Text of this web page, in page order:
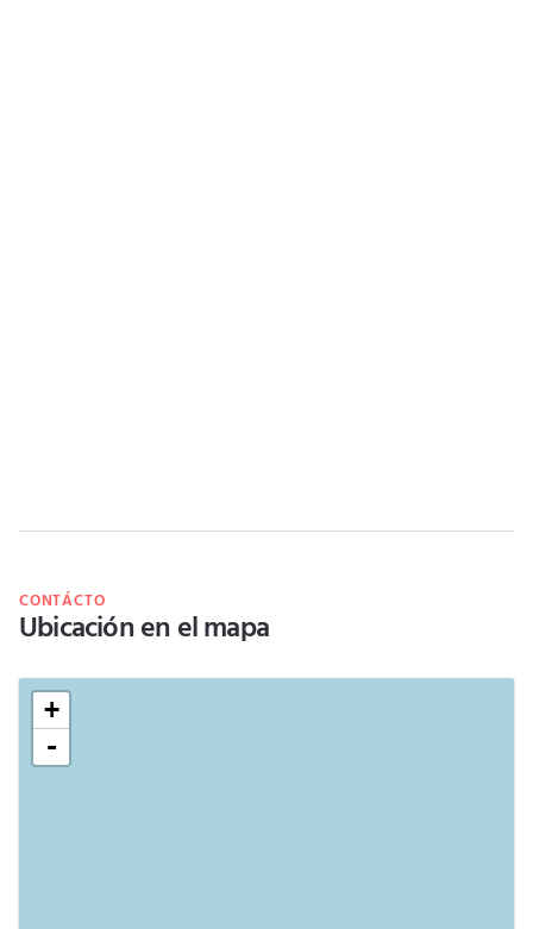
CONTÁCTO
Ubicación en el mapa
+
-